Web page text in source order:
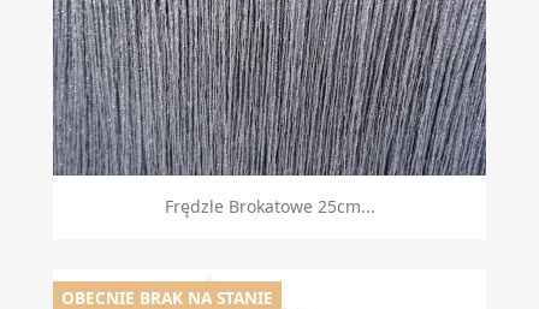
Frędzle Brokatowe 25cm...
OBECNIE BRAK NA STANIE